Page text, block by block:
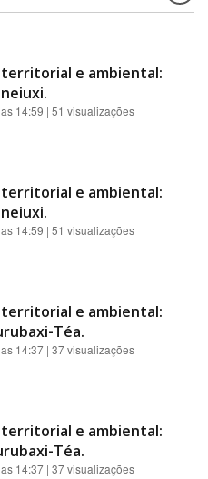
e ambiental:
14:59 | 51 visualizações
e ambiental:
14:59 | 51 visualizações
e ambiental:
Téa.
14:37 | 37 visualizações
e ambiental:
Téa.
14:37 | 37 visualizações